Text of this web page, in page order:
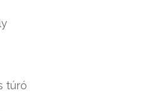
túró